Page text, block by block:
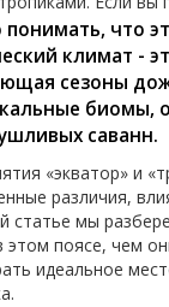
понимать, что
климат -
сезоны
биомы,
саванн.
«экватор» и
различия,
статье мы
этом поясе, чем
идеальное